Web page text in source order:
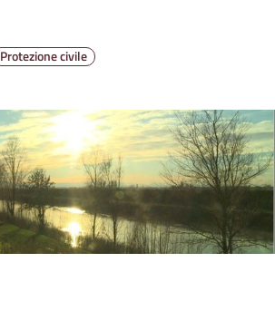
Protezione civile